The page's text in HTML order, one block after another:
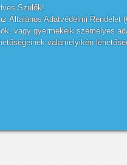
Szülők!
Általános Adatvédelmi
vagy gyermekeik személyes
valamelyikén